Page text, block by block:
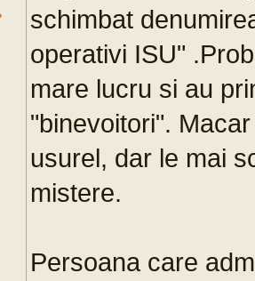
schimbat
operativi ISU"
mare lucru si au
"binevoitori".
usurel, dar le mai
mistere.
Persoana care